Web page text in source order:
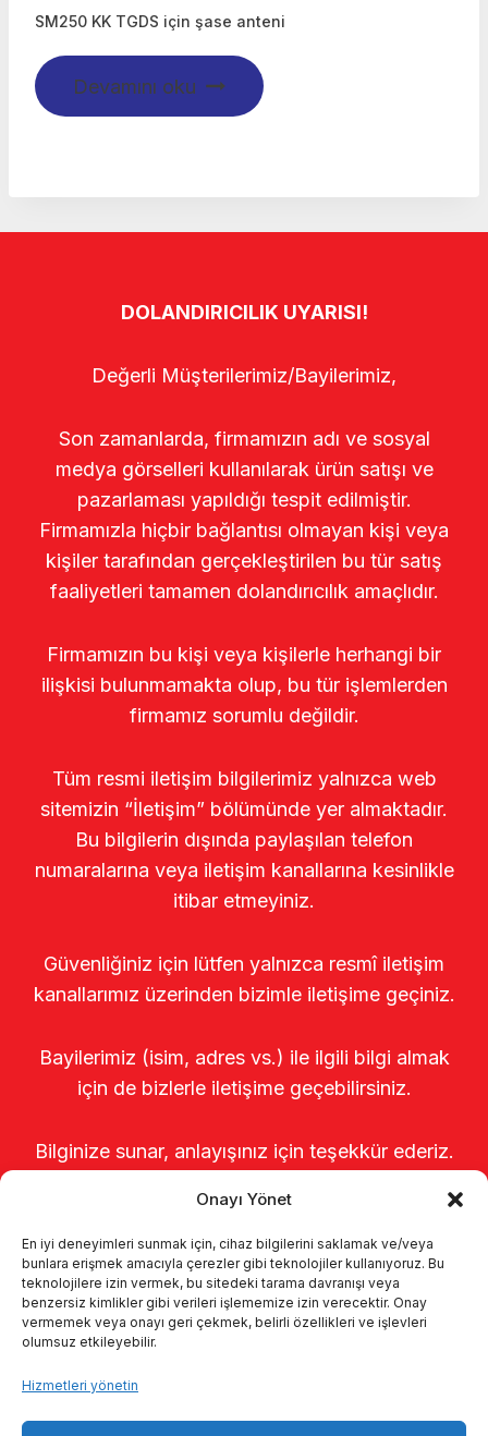
Onayı Yönet
En iyi deneyimleri sunmak için, cihaz bilgilerini saklamak ve/veya
bunlara erişmek amacıyla çerezler gibi teknolojiler kullanıyoruz. Bu
teknolojilere izin vermek, bu sitedeki tarama davranışı veya
benzersiz kimlikler gibi verileri işlememize izin verecektir. Onay
vermemek veya onayı geri çekmek, belirli özellikleri ve işlevleri
olumsuz etkileyebilir.
Hizmetleri yönetin
SM250 KK TGDS için şase anteni
Devamını oku
DOLANDIRICILIK UYARISI!
Değerli Müşterilerimiz/Bayilerimiz,
Son zamanlarda, firmamızın adı ve sosyal
medya görselleri kullanılarak ürün satışı ve
pazarlaması yapıldığı tespit edilmiştir.
Firmamızla hiçbir bağlantısı olmayan kişi veya
kişiler tarafından gerçekleştirilen bu tür satış
faaliyetleri tamamen dolandırıcılık amaçlıdır.
Firmamızın bu kişi veya kişilerle herhangi bir
ilişkisi bulunmamakta olup, bu tür işlemlerden
firmamız sorumlu değildir.
Tüm resmi iletişim bilgilerimiz yalnızca web
sitemizin “İletişim” bölümünde yer almaktadır.
Bu bilgilerin dışında paylaşılan telefon
numaralarına veya iletişim kanallarına kesinlikle
itibar etmeyiniz.
Güvenliğiniz için lütfen yalnızca resmî iletişim
kanallarımız üzerinden bizimle iletişime geçiniz.
Bayilerimiz (isim, adres vs.) ile ilgili bilgi almak
için de bizlerle iletişime geçebilirsiniz.
Bilginize sunar, anlayışınız için teşekkür ederiz.